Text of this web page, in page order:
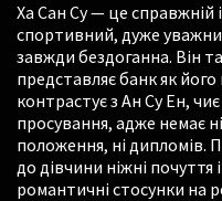
Ха Сан Су — це справжній
спортивний, дуже
завжди бездоганна. Він
представляє банк як
контрастує з Ан Су Ен,
просування, адже немає
положення, ні дипломів.
до дівчини ніжні почуття
романтичні стосунки на